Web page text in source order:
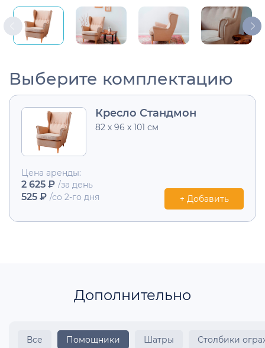
Выберите комплектацию
Кресло Стандмон
82 х 96 х 101 см
Цена аренды:
2 625 ₽ /за день
525 ₽ /со 2-го дня + Добавить
Дополнительно
Все Помощники Шатры Столбики